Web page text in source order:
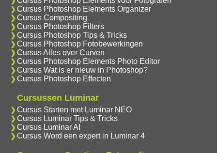
Cursus Photoshop Elements Organizer
Cursus Compositing
Cursus Photoshop Filters
Cursus Photoshop Tips & Tricks
Cursus Photoshop Fotobewerkingen
Cursus Alles over Curven
Cursus Photoshop Elements Photo Editor
Cursus Wat is er nieuw in Photoshop?
Cursus Photoshop Effecten
Cursussen Luminar
Cursus Starten met Luminar NEO
Cursus Luminar Tips & Tricks
Cursus Luminar AI
Cursus Word een expert in Luminar 4